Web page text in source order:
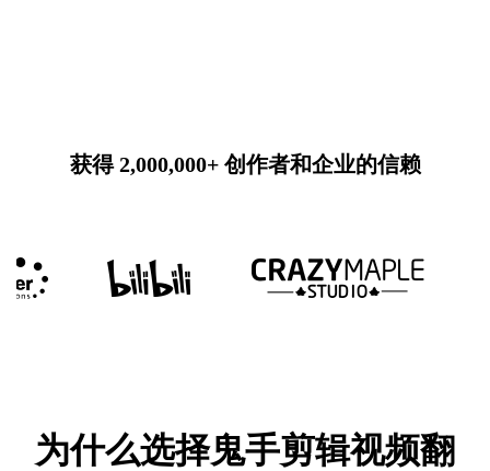
获得 2,000,000+ 创作者和企业的信赖
为什么选择鬼手剪辑视频翻